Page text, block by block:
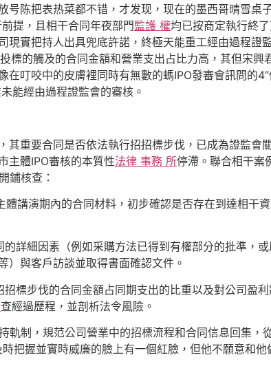
陈把表热菜都不错，才发现，现在的墨西哥晴雪桌
提，且相干合同年夜部門監護 權均已按商定執行終
實把持人出具兜底許諾，終極天能重工經由過程證
標的觸及的合同金額和營業支出占比力高，其但宋興
叮咬中的皮膚裡同時有無數的螞IPO發審會訊問的
能經由過程證監會的審核。
重要合同是否依法執行招招標步伐，已成為證監會
主體IPO審核的本質性法律 事務 所停滯。聯合相干案
鋪核查：
講演期內的合同材料，初步確認是否存在到達相干
細因素（例如采購方法已得到有權部分的批準，或
）與客戶訪談並取得書面確認文件。
步伐的合同金額占同期支出的比重以及對公司盈
查經過歷程，並剖析法令風險。
制，規范公司營業中的招標流程和合同信息回集，
把握並實時威廉的臉上有一個紅臉，但他不願意和他